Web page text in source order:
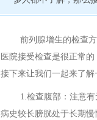
前列腺增生的检查
医院接受检查是很正常
接下来让我们一起来了解
1.检查腹部：注意
病史较长膀胱处于长期慢